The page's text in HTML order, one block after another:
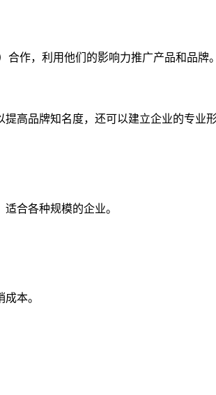
作，利用他们的影响力推广产品和品牌。
高品牌知名度，还可以建立企业的专业形
合各种规模的企业。
本。